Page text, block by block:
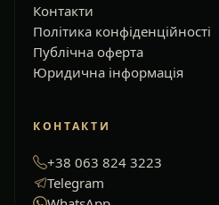
Контакти
Політика конфіденційності
Публічна оферта
Юридична інформація
КОНТАКТИ
+38 063 824 3223
Telegram